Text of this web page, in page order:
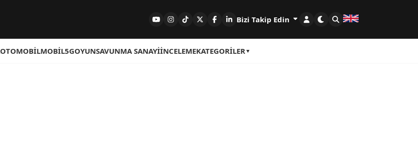
Bizi Takip Edin
OTOMOBILMOBIL5GOYUNSAVUNMA SANAYIİNCELEMEKATEGORILER